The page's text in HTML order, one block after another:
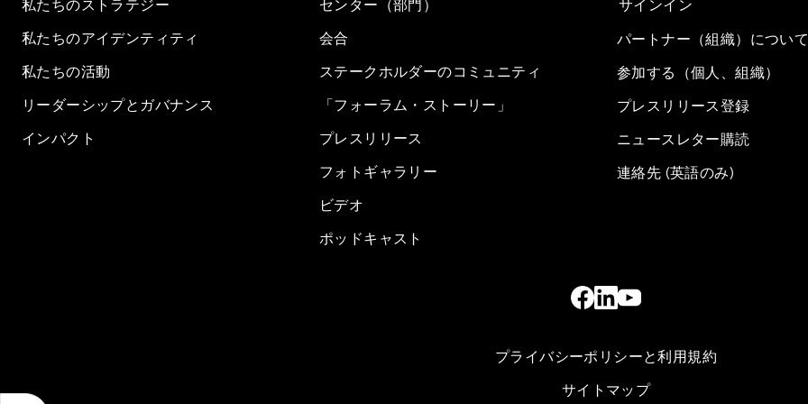
私たちのストラテジー
私たちのアイデンティティ
私たちの活動
リーダーシップとガバナンス
インパクト
センター（部門）
会合
ステークホルダーのコミュニティ
「フォーラム・ストーリー」
プレスリリース
フォトギャラリー
ビデオ
ポッドキャスト
サインイン
パートナー（組織）につい
参加する（個人、組織）
プレスリリース登録
ニュースレター購読
連絡先 (英語のみ)
プライバシーポリシーと利用規約
サイトマップ